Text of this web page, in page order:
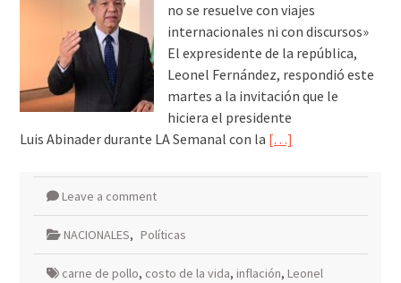
no se resuelve con viajes
internacionales ni con discursos»
El expresidente de la república,
Leonel Fernández, respondió este
martes a la invitación que le
hiciera el presidente
Luis Abinader durante LA Semanal con la […]
Leave a comment
NACIONALES, Políticas
carne de pollo, costo de la vida, inflación, Leonel